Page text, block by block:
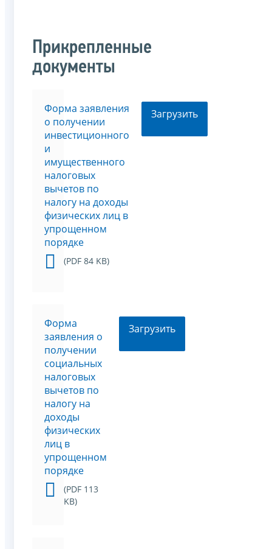
Прикрепленные
документы
Форма заявления
о получении
инвестиционного
и
имущественного
налоговых
вычетов по
налогу на доходы
физических лиц в
упрощенном
порядке
(PDF 84 KB)
Загрузить
Форма
заявления о
получении
социальных
налоговых
вычетов по
налогу на
доходы
физических
лиц в
упрощенном
порядке
(PDF 113
KB)
Загрузить